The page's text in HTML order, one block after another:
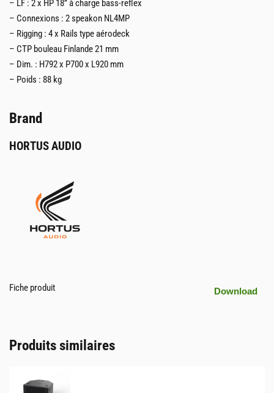
– LF : 2 x HP 18’’ à charge bass-reflex
– Connexions : 2 speakon NL4MP
– Rigging : 4 x Rails type aérodeck
– CTP bouleau Finlande 21 mm
– Dim. : H792 x P700 x L920 mm
– Poids : 88 kg
Brand
HORTUS AUDIO
Fiche produit Download
Produits similaires